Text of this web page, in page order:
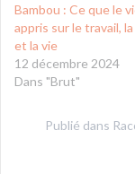
Bambou : Ce que le
appris sur le travail,
et la vie
12 décembre 2024
Dans "Brut"
Publié dans